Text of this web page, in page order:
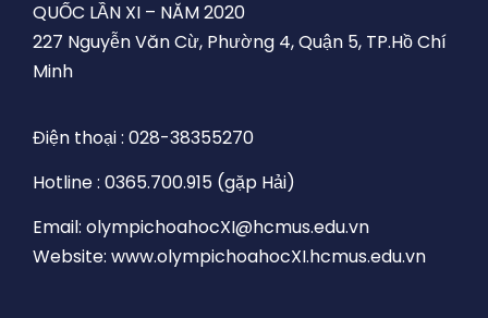
QUỐC LẦN XI – NĂM 2020
227 Nguyễn Văn Cừ, Phường 4, Quận 5, TP.Hồ Chí
Minh
Điện thoại : 028-38355270
Hotline : 0365.700.915 (gặp Hải)
Email: olympichoahocXI@hcmus.edu.vn
Website: www.olympichoahocXI.hcmus.edu.vn